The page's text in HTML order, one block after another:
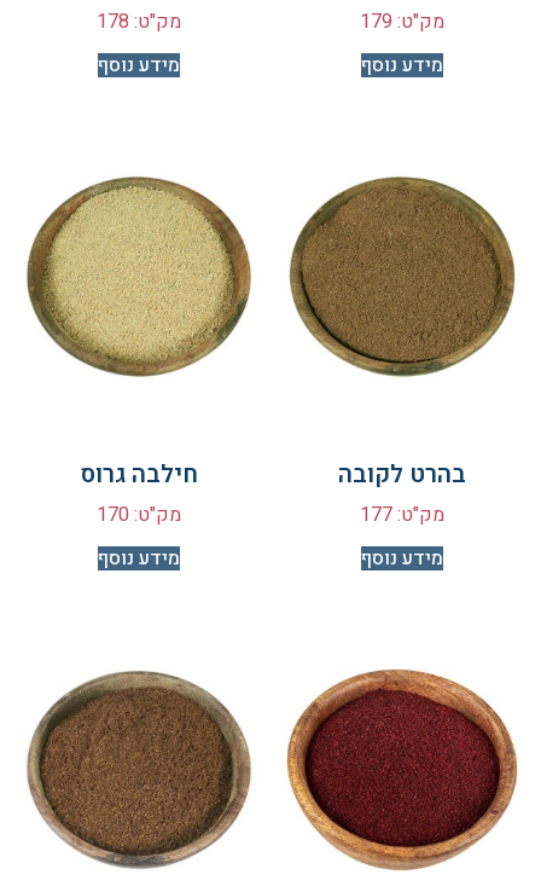
מק"ט: 179
מידע נוסף
מק"ט: 178
מידע נוסף
בהרט לקובה
מק"ט: 177
מידע נוסף
חילבה גרוס
מק"ט: 170
מידע נוסף